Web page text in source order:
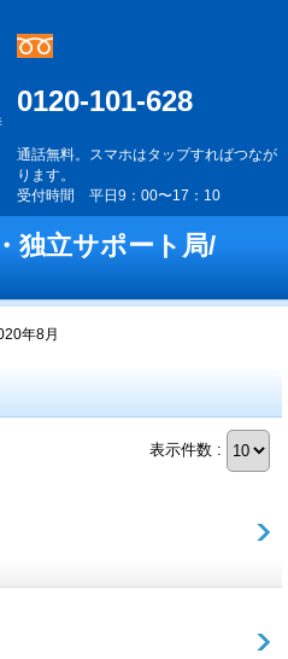
0120-101-628
通話無料。スマホはタップすればつなが
ります。
受付時間 平日9：00〜17：10
独立サポート局/
年8月
表示件数 :